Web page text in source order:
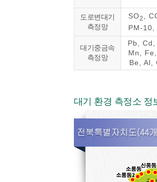
도로변대기
측정망
SO2
,
PM-
대기중금속
측정망
Pb,
Mn,
Be, Al,
대기 환경 측정소 정